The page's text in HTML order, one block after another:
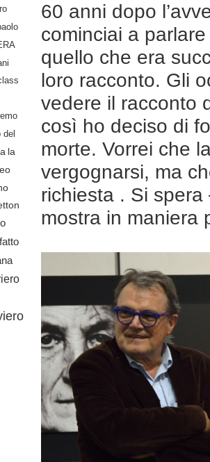
la
60 anni dopo
cominciai a
quello che era
loro racconto. Gli
vedere il racconto
così ho deciso di
morte. Vorrei che
vergognarsi, ma
richiesta . Si
mostra in maniera